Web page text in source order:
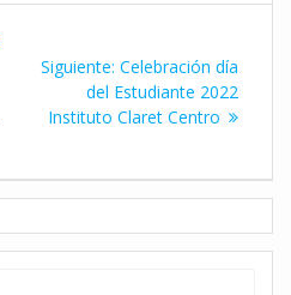
Siguiente: Siguiente
entrada:
Celebración día
del Estudiante 2022
Instituto Claret Centro